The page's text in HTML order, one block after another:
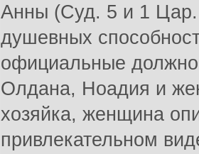
Анны (Суд. 5 и 1 Цар.
душевных
официальные
Олдана, Ноадия и
хозяйка, женщина
привлекательном